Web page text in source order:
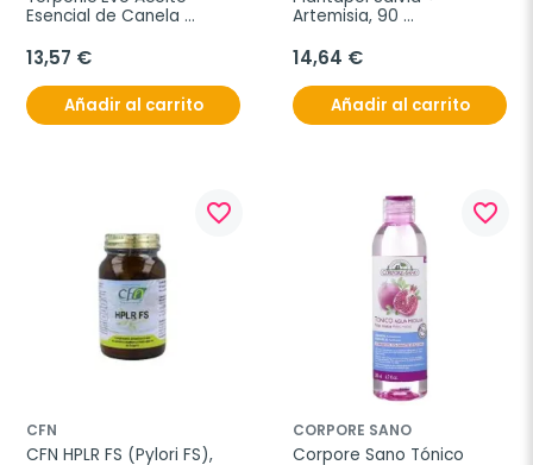
Esencial de Canela
13,57 €
Añadir al carrito
Artemisia, 90
14,64 €
Añadir al carrito
favorite_border
CFN
CFN HPLR FS (Pylori FS),
favorite_border
CORPORE SANO
Corpore Sano Tónico